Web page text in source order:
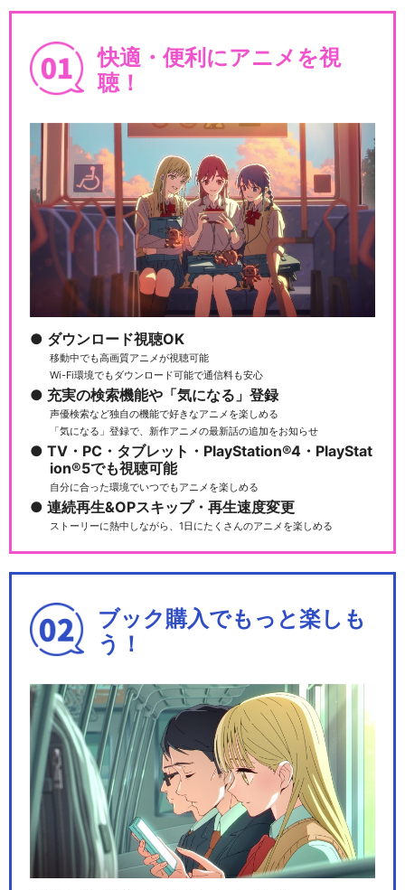
快適・便利にアニメを視
聴！
ダウンロード視聴OK
移動中でも高画質アニメが視聴可能
Wi-Fi環境でもダウンロード可能で通信料も安心
充実の検索機能や「気になる」登録
声優検索など独自の機能で好きなアニメを楽しめる
「気になる」登録で、新作アニメの最新話の追加をお知らせ
TV・PC・タブレット・PlayStation®4・PlayStat
ion®5でも視聴可能
自分に合った環境でいつでもアニメを楽しめる
連続再生&OPスキップ・再生速度変更
ストーリーに熱中しながら、1日にたくさんのアニメを楽しめる
ブック購入でもっと楽しも
う！